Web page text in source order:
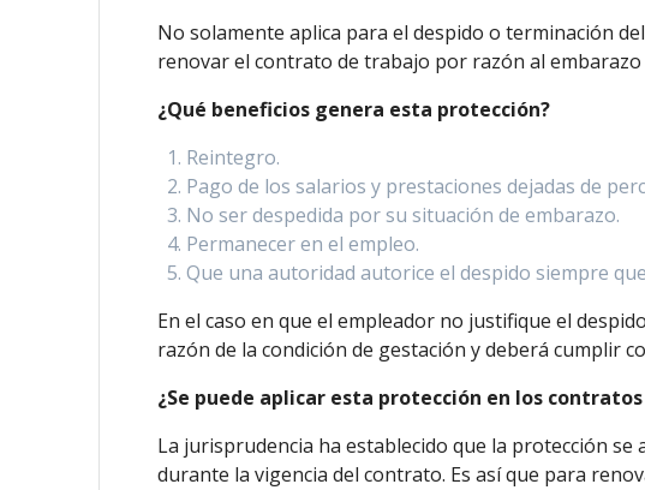
No solamente aplica para el despido o terminación
renovar el contrato de trabajo por razón al embarazo
¿Qué beneficios genera esta protección?
Reintegro.
Pago de los salarios y prestaciones dejadas de
No ser despedida por su situación de embarazo.
Permanecer en el empleo.
Que una autoridad autorice el despido siempre
En el caso en que el empleador no justifique el
razón de la condición de gestación y deberá cumplir
¿Se puede aplicar esta protección en los
La jurisprudencia ha establecido que la protección
durante la vigencia del contrato. Es así que para